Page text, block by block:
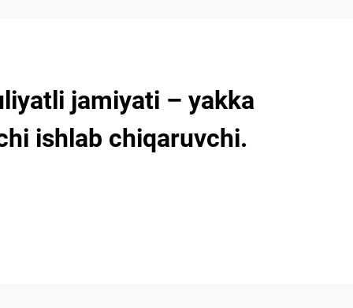
jamiyati – yakka
ishlab chiqaruvchi.